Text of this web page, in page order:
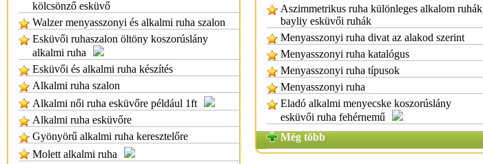
kölcsönző esküvő
Walzer menyasszonyi és alkalmi ruha szalon
Esküvői ruhaszalon öltöny koszorúslány
alkalmi ruha
Esküvői és alkalmi ruha készítés
Alkalmi ruha szalon
Alkalmi női ruha esküvőre például 1ft
Alkalmi ruha esküvőre
Gyönyörű alkalmi ruha keresztelőre
Molett alkalmi ruha
Aszimmetrikus ruha különleges alkalom ruhák
bayliy esküvői ruhák
Menyasszonyi ruha divat az alakod szerint
Menyasszonyi ruha katalógus
Menyasszonyi ruha típusok
Menyasszonyi ruha
Eladó alkalmi menyecske koszorúslány
esküvői ruha fehérnemű
Még több